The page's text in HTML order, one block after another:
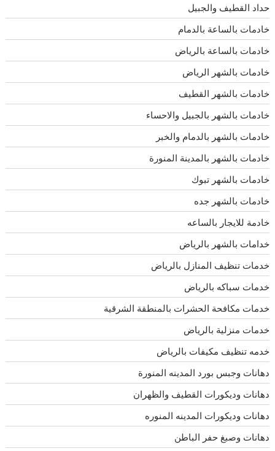
حداد القطيف والجبيل
خادمات بالساعة بالدمام
خادمات بالساعة بالرياض
خادمات بالشهر الرياض
خادمات بالشهر القطيف
خادمات بالشهر بالجبيل والاحساء
خادمات بالشهر بالدمام والخبر
خادمات بالشهر بالمدينة المنورة
خادمات بالشهر تبوك
خادمات بالشهر جده
خادمة للايجار بالساعه
خدامات بالشهر بالرياض
خدمات تنظيف المنازل بالرياض
خدمات سباكه بالرياض
خدمات مكافحة الحشرات بالمنطقة الشرقية
خدمات منزلية بالرياض
خدمه تنظيف مكيفات بالرياض
دهانات وجبس بورد المدينه المنورة
دهانات وديكورات القطيف والظهران
دهانات وديكورات المدينه المنوره
دهانات وصبغ حفر الباطن